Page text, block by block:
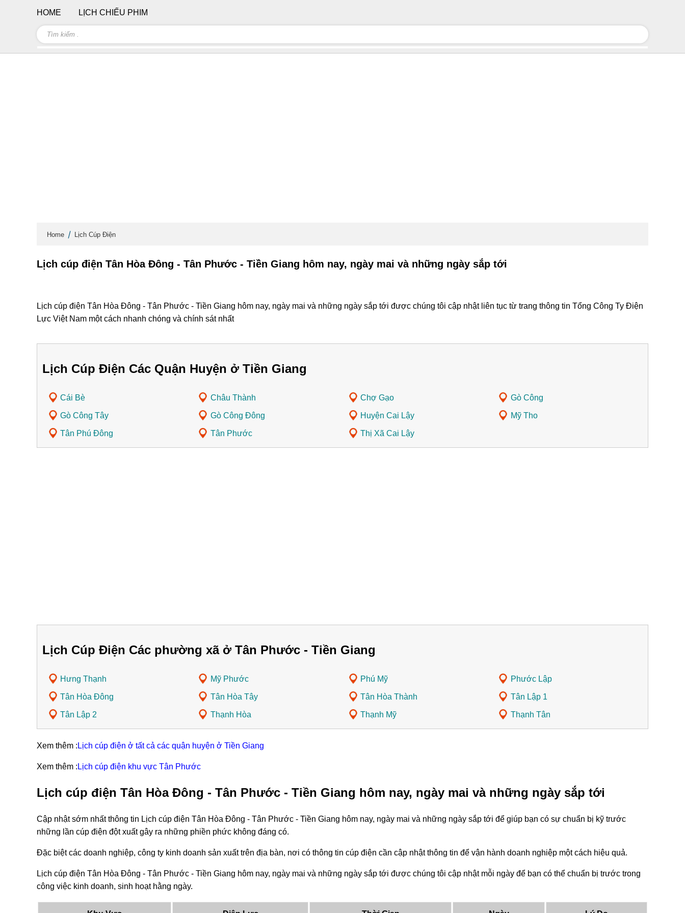
Home Lịch Cúp Điện
Lịch cúp điện Tân Hòa Đông - Tân Phước - Tiền Giang hôm nay, ngày mai và những ngày sắp tới
Lịch cúp điện Tân Hòa Đông - Tân Phước - Tiền Giang hôm nay, ngày mai và những ngày sắp tới được chúng tôi cập nhật liên tục từ trang thông tin Tổng Công Ty Điện
Lực Việt Nam một cách nhanh chóng và chính sát nhất
Lịch Cúp Điện Các Quận Huyện ở Tiền Giang
Cái Bè Châu Thành Chợ Gạo Gò Công
Gò Công Tây Gò Công Đông Huyện Cai Lậy Mỹ Tho
Tân Phú Đông Tân Phước Thị Xã Cai Lậy
Lịch Cúp Điện Các phường xã ở Tân Phước - Tiền Giang
Hưng Thạnh Mỹ Phước Phú Mỹ Phước Lập
Tân Hòa Đông Tân Hòa Tây Tân Hòa Thành Tân Lập 1
Tân Lập 2 Thạnh Hòa Thạnh Mỹ Thạnh Tân
Xem thêm : Lịch cúp điện ở tất cả các quận huyện ở Tiền Giang
Xem thêm : Lịch cúp điện khu vực Tân Phước
Lịch cúp điện Tân Hòa Đông - Tân Phước - Tiền Giang hôm nay, ngày mai và những ngày sắp tới
Cập nhật sớm nhất thông tin Lịch cúp điện Tân Hòa Đông - Tân Phước - Tiền Giang hôm nay, ngày mai và những ngày sắp tới để giúp bạn có sự chuẩn bị kỹ trước
những lần cúp điện đột xuất gây ra những phiền phức không đáng có.
Đặc biệt các doanh nghiệp, công ty kinh doanh sản xuất trên địa bàn, nơi có thông tin cúp điện cần cập nhật thông tin để vận hành doanh nghiệp một cách hiệu quả.
Lịch cúp điện Tân Hòa Đông - Tân Phước - Tiền Giang hôm nay, ngày mai và những ngày sắp tới được chúng tôi cập nhật mỗi ngày để bạn có thể chuẩn bị trước trong
công việc kinh doanh, sinh hoạt hằng ngày.
HOME LỊCH CHIẾU PHIM